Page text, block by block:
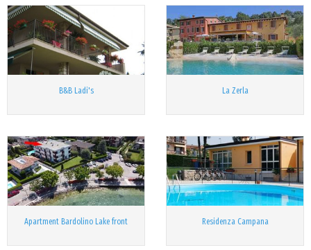
B&B Ladi's La Zerla
Apartment Bardolino Lake front Residenza Campana